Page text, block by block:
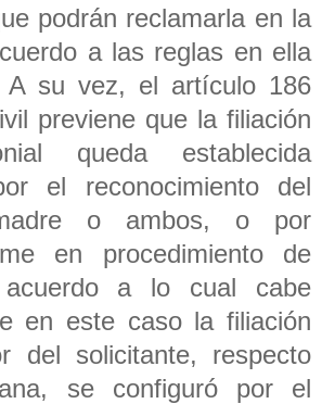
podrán reclamarla en la
a las reglas en ella
A su vez, el artículo 186
previene que la filiación
queda establecida
el reconocimiento del
o ambos, o por
en procedimiento de
a lo cual cabe
en este caso la filiación
del solicitante, respecto
se configuró por el